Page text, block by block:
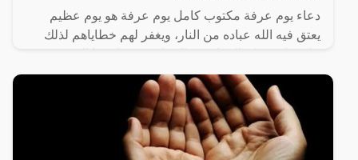
دعاء يوم عرفة مكتوب كامل يوم عرفة هو يوم عظيم
يعتق فيه الله عباده من النار، ويغفر لهم خطاياهم لذلك
والتوسل إلى